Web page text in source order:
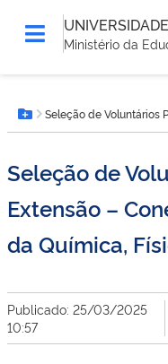
Ministério da
está
aqui:Botão Menu
Seleção de Voluntários
Seleção de
Extensão –
da Química,
Publicado: 25/03/2025
10:57